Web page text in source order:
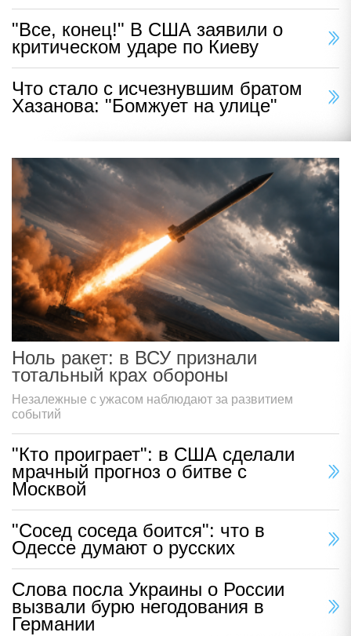
"Все, конец!" В США заявили о
критическом ударе по Киеву
Что стало с исчезнувшим братом
Хазанова: "Бомжует на улице"
Ноль ракет: в ВСУ признали
тотальный крах обороны
Незалежные с ужасом наблюдают за развитием
событий
"Кто проиграет": в США сделали
мрачный прогноз о битве с
Москвой
"Сосед соседа боится": что в
Одессе думают о русских
Слова посла Украины о России
вызвали бурю негодования в
Германии